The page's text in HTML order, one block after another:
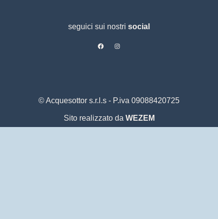
seguici sui nostri social
© Acquesottor s.r.l.s - P.iva 09088420725
Sito realizzato da WEZEM